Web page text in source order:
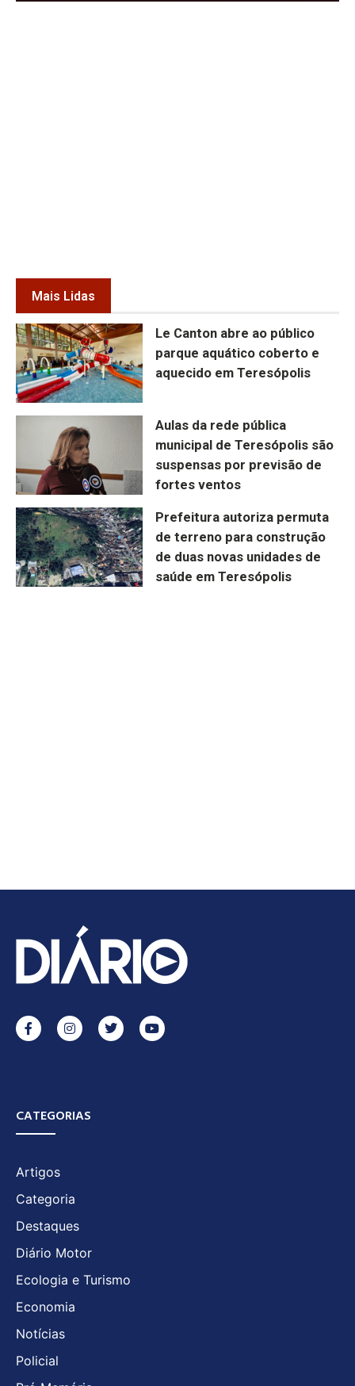
Mais Lidas
Le Canton abre ao público
parque aquático coberto e
aquecido em Teresópolis
Aulas da rede pública
municipal de Teresópolis são
suspensas por previsão de
fortes ventos
Prefeitura autoriza permuta
de terreno para construção
de duas novas unidades de
saúde em Teresópolis
CATEGORIAS
Artigos
Categoria
Destaques
Diário Motor
Ecologia e Turismo
Economia
Notícias
Policial